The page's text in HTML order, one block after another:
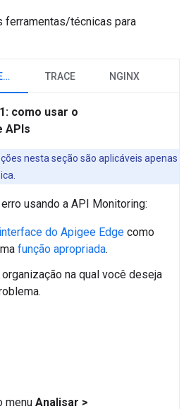
ferramentas/técnicas para
MONITORAMENTO DE APIS TRACE NGINX
como usar o
APIs
nesta seção são aplicáveis apenas
usando a API Monitoring:
do Apigee Edge como
função apropriada.
na qual você deseja
menu Analisar >